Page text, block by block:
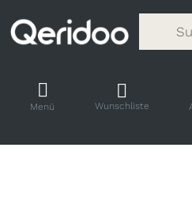
Menü Wunschliste